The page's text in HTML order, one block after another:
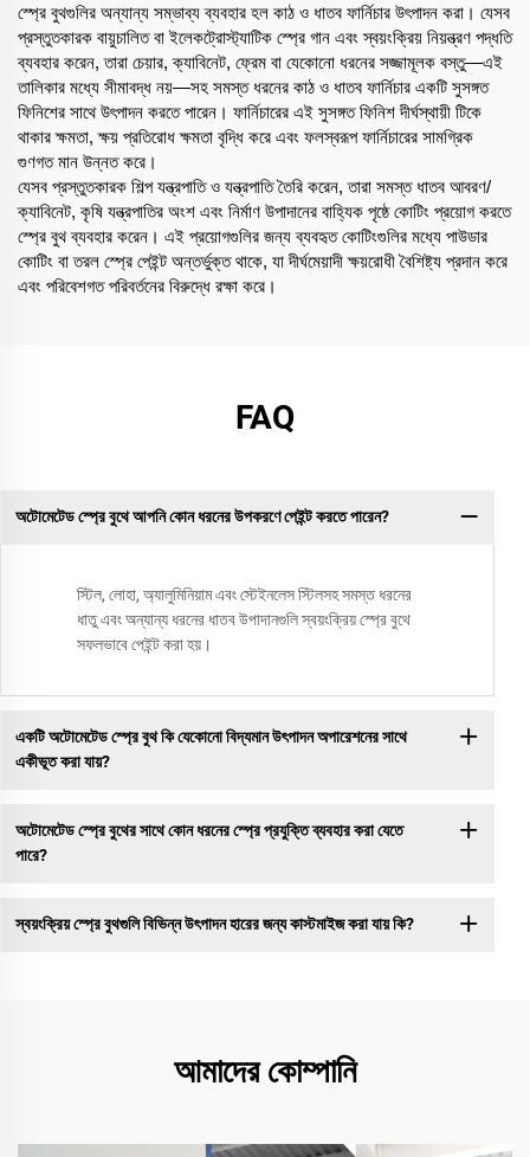
স্প্রে বুথগুলির অন্যান্য সম্ভাব্য ব্যবহার হল কাঠ ও ধাতব ফার্নিচার উৎপাদন করা। যেসব
প্রস্তুতকারক বায়ুচালিত বা ইলেকট্রোস্ট্যাটিক স্প্রে গান এবং স্বয়ংক্রিয় নিয়ন্ত্রণ পদ্ধতি
ব্যবহার করেন, তারা চেয়ার, ক্যাবিনেট, ফ্রেম বা যেকোনো ধরনের সজ্জামূলক বস্তু—এই
তালিকার মধ্যে সীমাবদ্ধ নয়—সহ সমস্ত ধরনের কাঠ ও ধাতব ফার্নিচার একটি সুসঙ্গত
ফিনিশের সাথে উৎপাদন করতে পারেন। ফার্নিচারের এই সুসঙ্গত ফিনিশ দীর্ঘস্থায়ী টিকে
থাকার ক্ষমতা, ক্ষয় প্রতিরোধ ক্ষমতা বৃদ্ধি করে এবং ফলস্বরূপ ফার্নিচারের সামগ্রিক
গুণগত মান উন্নত করে।
যেসব প্রস্তুতকারক শিল্প যন্ত্রপাতি ও যন্ত্রপাতি তৈরি করেন, তারা সমস্ত ধাতব আবরণ/
ক্যাবিনেট, কৃষি যন্ত্রপাতির অংশ এবং নির্মাণ উপাদানের বাহ্যিক পৃষ্ঠে কোটিং প্রয়োগ করতে
স্প্রে বুথ ব্যবহার করেন। এই প্রয়োগগুলির জন্য ব্যবহৃত কোটিংগুলির মধ্যে পাউডার
কোটিং বা তরল স্প্রে পেইন্ট অন্তর্ভুক্ত থাকে, যা দীর্ঘমেয়াদী ক্ষয়রোধী বৈশিষ্ট্য প্রদান করে
এবং পরিবেশগত পরিবর্তনের বিরুদ্ধে রক্ষা করে।
FAQ
অটোমেটেড স্প্রে বুথে আপনি কোন ধরনের উপকরণে পেইন্ট করতে পারেন?
স্টিল, লোহা, অ্যালুমিনিয়াম এবং স্টেইনলেস স্টিলসহ সমস্ত ধরনের
ধাতু এবং অন্যান্য ধরনের ধাতব উপাদানগুলি স্বয়ংক্রিয় স্প্রে বুথে
সফলভাবে পেইন্ট করা হয়।
একটি অটোমেটেড স্প্রে বুথ কি যেকোনো বিদ্যমান উৎপাদন অপারেশনের সাথে
একীভূত করা যায়?
অটোমেটেড স্প্রে বুথের সাথে কোন ধরনের স্প্রে প্রযুক্তি ব্যবহার করা যেতে
পারে?
স্বয়ংক্রিয় স্প্রে বুথগুলি বিভিন্ন উৎপাদন হারের জন্য কাস্টমাইজ করা যায় কি?
আমাদের কোম্পানি